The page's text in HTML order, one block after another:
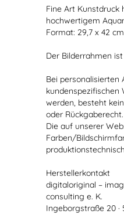
Fine Art Kunstdruck
hochwertigem
Format: 29,7 x 42
Der Bilderrahmen
Bei personalisierten
werden, besteht
oder Rückgaberecht.
Die auf unserer
Farben/
Herstellerkontakt
digitaloriginal –
consulting e. K.
Ingeborgstraße 20 ·